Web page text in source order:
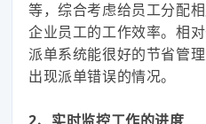
等，综合考虑给员工分配
企业员工的工作效率。相
派单系统能很好的节省管
出现派单错误的情况。